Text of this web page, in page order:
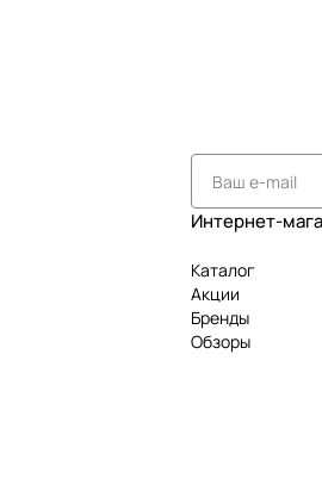
Интернет-
Каталог
Акции
Бренды
Обзоры